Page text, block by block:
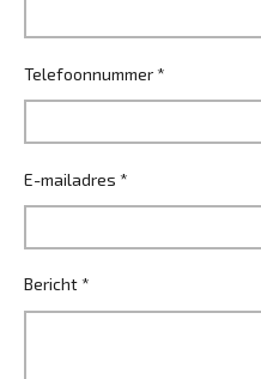
Telefoonnummer *
E-mailadres *
Bericht *